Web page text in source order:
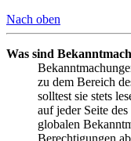
Nach oben
Was sind
zu dem Bereich
solltest sie stets
auf jeder Seite
globalen
Berechtigungen